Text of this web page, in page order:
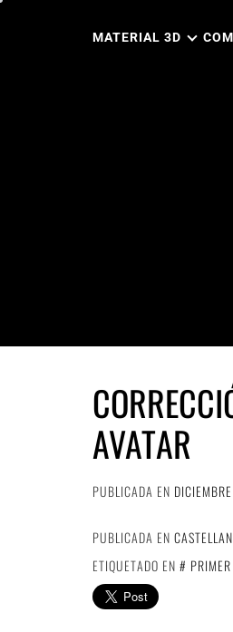
MATERIAL 3D
AVATAR
PUBLICADA EN
PUBLICADA EN
ETIQUETADO EN